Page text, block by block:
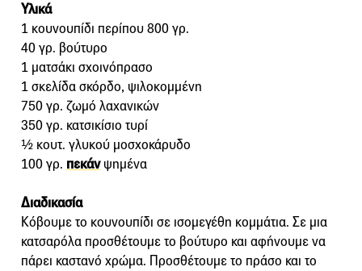
Υλικά
1 κουνουπίδι περίπου 800 γρ.
40 γρ. βούτυρο
1 ματσάκι σχοινόπρασο
1 σκελίδα σκόρδο, ψιλοκομμένη
750 γρ. ζωμό λαχανικών
350 γρ. κατσικίσιο τυρί
½ κουτ. γλυκού μοσχοκάρυδο
100 γρ. πεκάνψημένα
Διαδικασία
Κόβουμε το κουνουπίδι σε ισομεγέθη κομμάτια. Σε μια
κατσαρόλα προσθέτουμε το βούτυρο και αφήνουμε να
πάρει καστανό χρώμα. Προσθέτουμε το πράσο και το